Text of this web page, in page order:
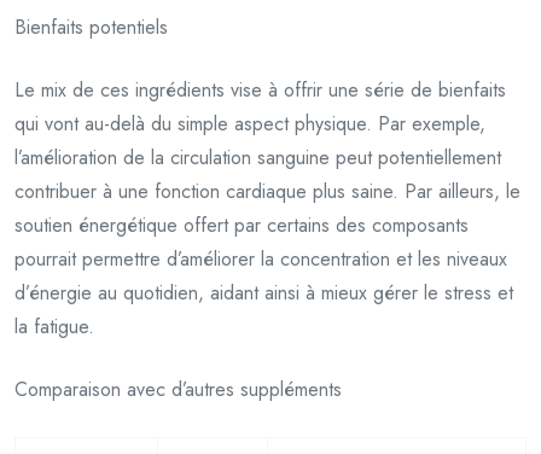
Bienfaits potentiels
Le mix de ces ingrédients vise à offrir une série de bienfaits
qui vont au-delà du simple aspect physique. Par exemple,
l’amélioration de la circulation sanguine peut potentiellement
contribuer à une fonction cardiaque plus saine. Par ailleurs, le
soutien énergétique offert par certains des composants
pourrait permettre d’améliorer la concentration et les niveaux
d’énergie au quotidien, aidant ainsi à mieux gérer le stress et
la fatigue.
Comparaison avec d’autres suppléments